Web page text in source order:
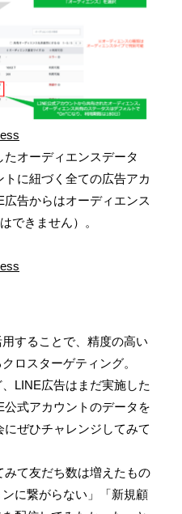
オーディエンスデータ
に紐づく全ての広告アカ
告からはオーディエンス
できません）。
することで、精度の高い
ロスターゲティング。
LINE広告はまだ実施した
式アカウントのデータを
ぜひチャレンジしてみて
みて友だち数は増えたもの
に繋がらない」「新規顧